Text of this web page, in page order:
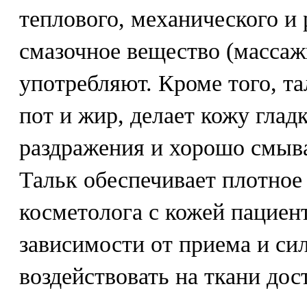
теплового, механического
смазочное вещество
употребляют. Кроме того,
пот и жир, делает кожу
раздражения и хорошо
Тальк обеспечивает
косметолога с кожей
зависимости от приема и
воздействовать на ткани